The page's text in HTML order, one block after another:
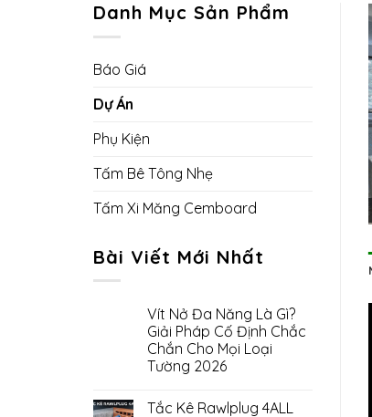
Danh Mục Sản Phẩm
Báo Giá
Dự Án
Phụ Kiện
Tấm Bê Tông Nhẹ
Tấm Xi Măng Cemboard
Bài Viết Mới Nhất
Vít Nở Đa Năng Là Gì?
Giải Pháp Cố Định Chắc
Chắn Cho Mọi Loại
Tường 2026
Tắc Kê Rawlplug 4ALL